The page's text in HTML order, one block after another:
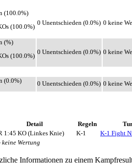
(100.0%)
(100.0%)
0 Unentschieden (0.0%) 0 keine
(%)
(100.0%)
0 Unentschieden (0.0%) 0 keine
(0.0%) 0 Unentschieden (0.0%) 0 keine
Detail Regeln
1:45 KO (Linkes Knie) K-1
K-1 Fight
keine Wertung
Informationen zu einem